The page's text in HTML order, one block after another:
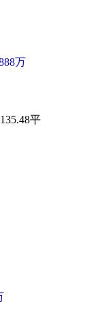
135.48平